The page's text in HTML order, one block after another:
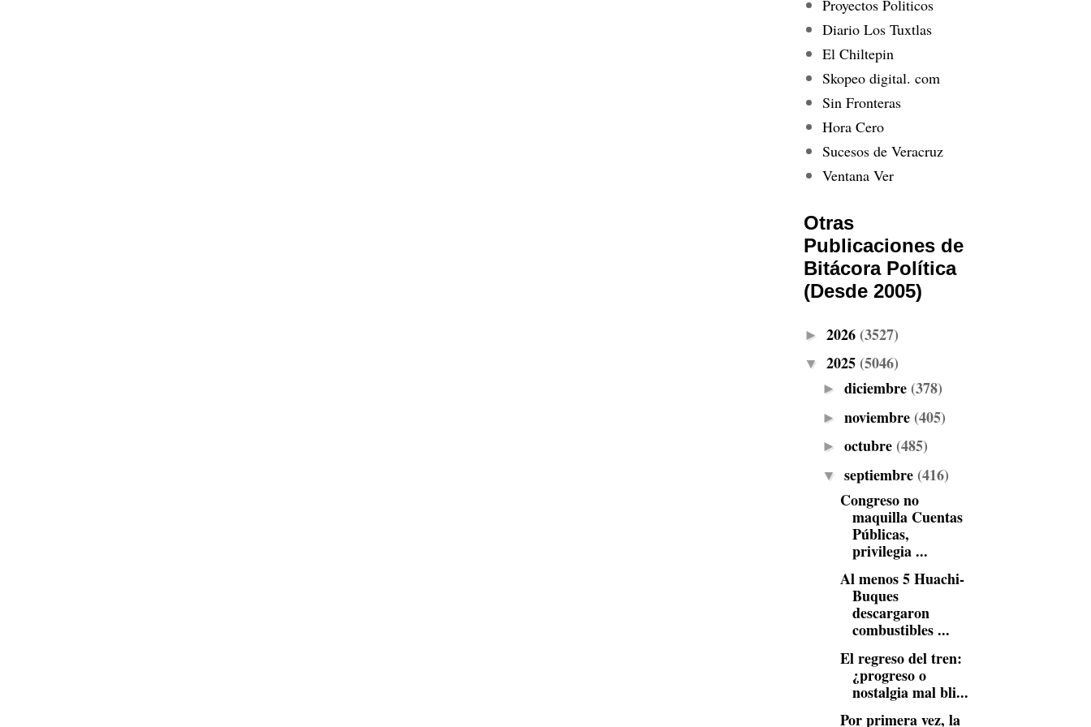
Proyectos Politicos
Diario Los Tuxtlas
El Chiltepin
Skopeo digital. com
Sin Fronteras
Hora Cero
Sucesos de Veracruz
Ventana Ver
Otras
Publicaciones de
Bitácora Política
(Desde 2005)
► 2026 (3527)
▼ 2025 (5046)
► diciembre (378)
► noviembre (405)
► octubre (485)
▼ septiembre (416)
Congreso no
maquilla Cuentas
Públicas,
privilegia ...
Al menos 5 Huachi-
Buques
descargaron
combustibles ...
El regreso del tren:
¿progreso o
nostalgia mal bli...
Por primera vez, la